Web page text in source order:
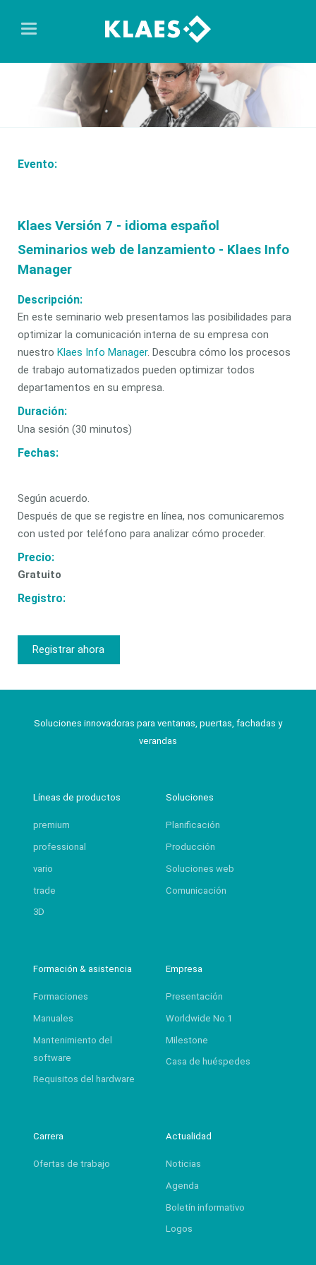
Evento:
Klaes Versión 7 - idioma español
Seminarios web de lanzamiento - Klaes Info
Manager
Descripción:
En este seminario web presentamos las posibilidades para
optimizar la comunicación interna de su empresa con
nuestro Klaes Info Manager. Descubra cómo los procesos
de trabajo automatizados pueden optimizar todos
departamentos en su empresa.
Duración:
Una sesión (30 minutos)
Fechas:
Según acuerdo.
Después de que se registre en línea, nos comunicaremos
con usted por teléfono para analizar cómo proceder.
Precio:
Gratuito
Registro:
Registrar ahora
Soluciones innovadoras para ventanas, puertas, fachadas y
verandas
Líneas de productos
premium
professional
vario
trade
3D
Soluciones
Planificación
Producción
Soluciones web
Comunicación
Formación & asistencia
Formaciones
Manuales
Mantenimiento del
software
Requisitos del hardware
Empresa
Presentación
Worldwide No.1
Milestone
Casa de huéspedes
Carrera
Ofertas de trabajo
Actualidad
Noticias
Agenda
Boletín informativo
Logos